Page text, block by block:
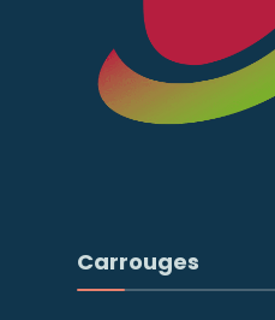
Carrouges